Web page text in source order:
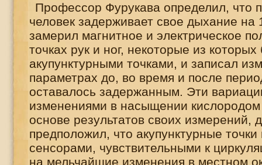
Профессор Фурукава определил, что
человек задерживает свое дыхание на
замерил магнитное и электрическое
точках рук и ног, некоторые из
акупунктурными точками, и записал
параметрах до, во время и после
оставалось задержанным. Эти
изменениями в насыщении кислородом
основе результатов своих измерений,
предположил, что акупунктурные точки
сенсорами, чувствительными к
на мельчайшие изменения в местном